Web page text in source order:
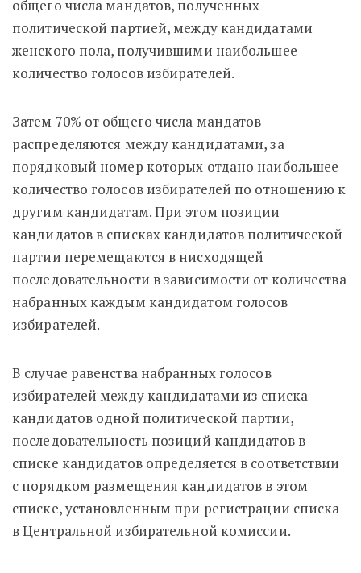
общего числа мандатов, полученных
политической партией, между кандидатами
женского пола, получившими наибольшее
количество голосов избирателей.
Затем 70% от общего числа мандатов
распределяются между кандидатами, за
порядковый номер которых отдано наибольшее
количество голосов избирателей по отношению к
другим кандидатам. При этом позиции
кандидатов в списках кандидатов политической
партии перемещаются в нисходящей
последовательности в зависимости от количества
набранных каждым кандидатом голосов
избирателей.
В случае равенства набранных голосов
избирателей между кандидатами из списка
кандидатов одной политической партии,
последовательность позиций кандидатов в
списке кандидатов определяется в соответствии
с порядком размещения кандидатов в этом
списке, установленным при регистрации списка
в Центральной избирательной комиссии.